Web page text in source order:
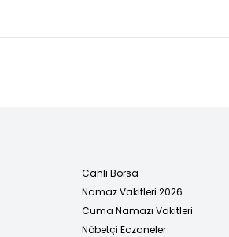
Canlı Borsa
Namaz Vakitleri 2026
Cuma Namazı Vakitleri
Nöbetçi Eczaneler